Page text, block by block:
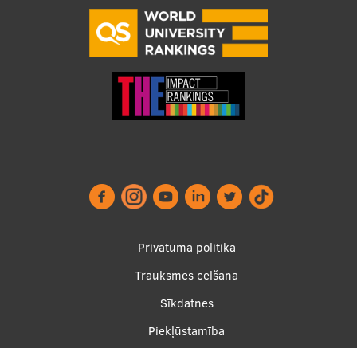
Privātuma politika
Trauksmes celšana
Sīkdatnes
Piekļūstamība